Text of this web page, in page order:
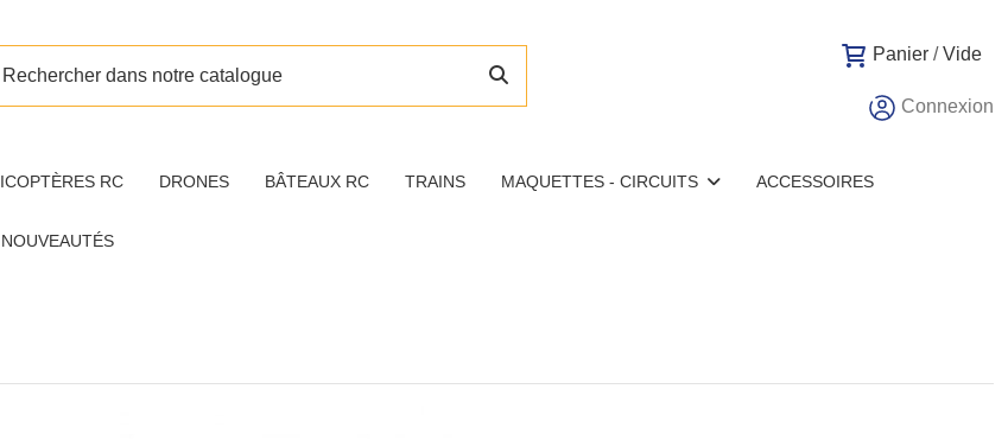
Panier /Vide
Connexion
RC DRONES BÂTEAUX RC TRAINS MAQUETTES - CIRCUITS ACCESSOIRES